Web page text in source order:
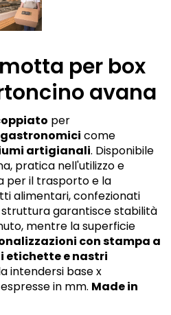
per box
avana
per
come
artigianali. Disponibile
pratica nell'utilizzo e
per il trasporto e la
alimentari, confezionati
struttura garantisce stabilità
mentre la superficie
con stampa a
etichette e nastri
intendersi base x
in mm. Made in